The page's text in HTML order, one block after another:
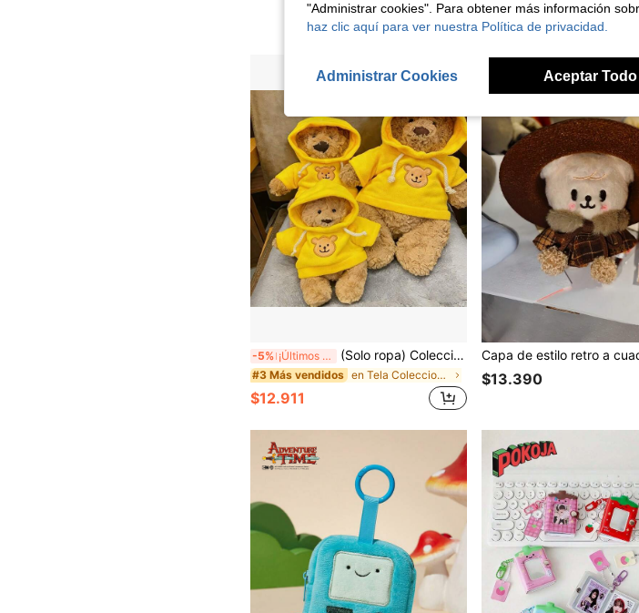
-5% ¡Últimos 2 días (Solo ropa) Colección de trajes de ropa para muñeca de oso de Barcelona de 28 cm/36 cm/47 cm, conjuntos de ropa linda, ropa para muñeca de peluche para vestir, cosas lindas, ropa para animales de peluche, recuerdos de fiesta, regalos de cumpleaños (muñeca no incluida)
#3 Más vendidos en Tela Colecciones de peluches y animales de pelu
$12.911
$13.390
"Administrar cookies". Para obtener más información
haz clic aquí para ver nuestra Política de privacidad.
Administrar Cookies Aceptar Todo